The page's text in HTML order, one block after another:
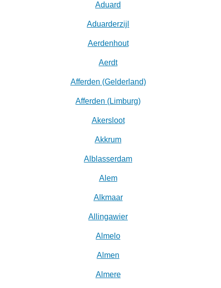
Aduard
Aduarderzijl
Aerdenhout
Aerdt
Afferden (Gelderland)
Afferden (Limburg)
Akersloot
Akkrum
Alblasserdam
Alem
Alkmaar
Allingawier
Almelo
Almen
Almere